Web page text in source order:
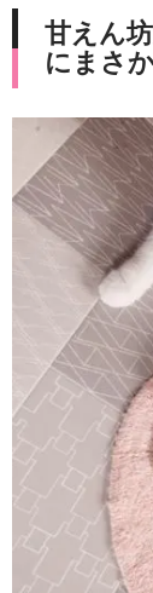
甘えん
にまさ